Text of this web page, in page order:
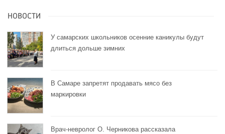
НОВОСТИ
У самарских школьников осенние каникулы будут
длиться дольше зимних
В Самаре запретят продавать мясо без
маркировки
Врач-невролог О. Черникова рассказала